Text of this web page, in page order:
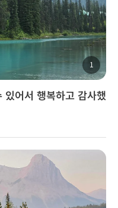
1
어서 행복하고 감사했